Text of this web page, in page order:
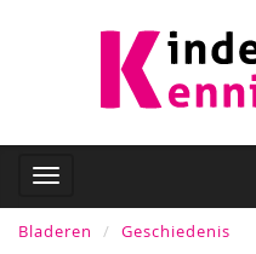
Bladeren Geschiedenis